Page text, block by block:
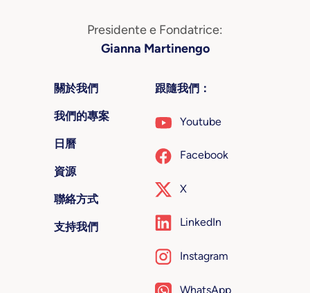
Presidente e Fondatrice:
Gianna Martinengo
關於我們
我們的專案
日曆
資源
聯絡方式
支持我們
跟隨我們：
Youtube
Facebook
X
LinkedIn
Instagram
WhatsApp